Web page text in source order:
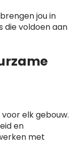
jou in
voldoen aan
elk gebouw.
en
met